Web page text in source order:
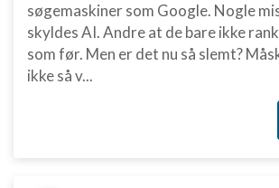
søgemaskiner som Google. Nogle
skyldes AI. Andre at de bare ikke
som før. Men er det nu så slemt?
ikke så v...